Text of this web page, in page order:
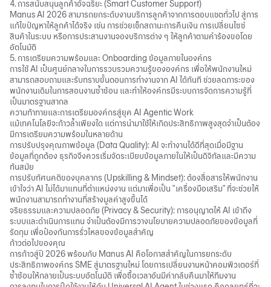
4. การสนับสนุนลูกค้าอัจฉริยะ (Smart Customer Support)
Manus AI 2026 สามารถยกระดับงานบริการลูกค้าจากการตอบแชตทั่วไป สู่การ
แก้ไขปัญหาให้ลูกค้าได้จริง เช่น การช่วยเช็กสถานะการคืนเงิน การเปลี่ยนไซซ์
สินค้าในระบบ หรือการประสานงานจองบริการต่าง ๆ ให้ลูกค้าตามคำร้องขอโดย
อัตโนมัติ
5. การเตรียมความพร้อมและ Onboarding ข้อมูลภายในองค์กร
การใช้ AI เป็นศูนย์กลางในการรวบรวมความรู้ขององค์กร เพื่อให้พนักงานใหม่
สามารถสอบถามและรับทราบขั้นตอนการทำงานจาก AI ได้ทันที ช่วยลดภาระของ
พนักงานเดิมในการสอนงานซ้ำซ้อน และทำให้องค์กรมีระบบการจัดการความรู้ที่
เป็นมาตรฐานสากล
ความท้าทายและการเตรียมองค์กรสู่ยุค AI Agentic Work
แม้เทคโนโลยีจะก้าวล้ำเพียงใด แต่การนำมาใช้ให้เกิดประสิทธิภาพสูงสุดจำเป็นต้อง
มีการเตรียมความพร้อมในหลายด้าน
การปรับปรุงคุณภาพข้อมูล (Data Quality): AI จะทำงานได้ดีที่สุดเมื่อมีฐาน
ข้อมูลที่ถูกต้อง ธุรกิจจึงควรเริ่มจัดระเบียบข้อมูลภายในให้เป็นดิจิทัลและมีความ
ทันสมัย
การปรับทัศนคติของบุคลากร (Upskilling & Mindset): ต้องสื่อสารให้พนักงาน
เข้าใจว่า AI ไม่ได้มาแทนที่ตำแหน่งงาน แต่มาเพื่อเป็น "เครื่องมือเสริม" ที่จะช่วยให้
พนักงานสามารถทำงานที่สร้างมูลค่าสูงขึ้นได้
จริยธรรมและความปลอดภัย (Privacy & Security): การอนุญาตให้ AI เข้าถึง
ระบบและดำเนินการแทน จำเป็นต้องมีการวางนโยบายความปลอดภัยของข้อมูลที่
รัดกุม เพื่อป้องกันการรั่วไหลของข้อมูลสำคัญ
ก้าวต่อไปของคุณ
การก้าวสู่ปี 2026 พร้อมกับ Manus AI คือโอกาสสำคัญในการยกระดับ
ประสิทธิภาพองค์กร SME สู่มาตรฐานใหม่ โดยการเปลี่ยนงานหน้าคอมพิวเตอร์ที่
ซ้ำซ้อนให้กลายเป็นระบบอัตโนมัติ เพื่อซื้อเวลาอันมีค่ากลับคืนมาให้ทีมงาน